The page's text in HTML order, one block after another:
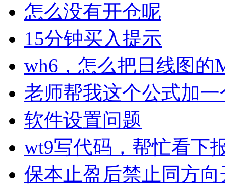
怎么没有开仓呢
15分钟买入提示
wh6，怎么把日线图
老师帮我这个公式加
软件设置问题
wt9写代码，帮忙看下
保本止盈后禁止同方向